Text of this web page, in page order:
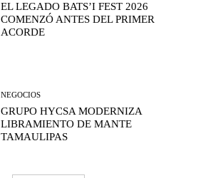
EL LEGADO BATS’I FEST 2026
COMENZÓ ANTES DEL PRIMER
ACORDE
NEGOCIOS
GRUPO HYCSA MODERNIZA
LIBRAMIENTO DE MANTE
TAMAULIPAS